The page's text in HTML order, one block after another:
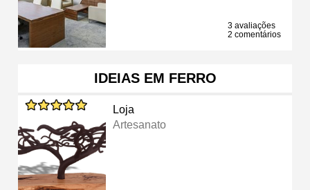
3 avaliações
2 comentários
IDEIAS EM FERRO
Loja
Artesanato